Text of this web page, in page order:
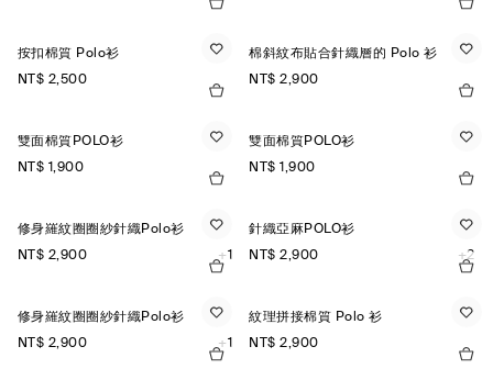
按扣棉質 Polo衫
NT$ 2,500
棉斜紋布貼合針織層的 Polo 衫
NT$ 2,900
雙面棉質POLO衫
NT$ 1,900
雙面棉質POLO衫
NT$ 1,900
修身羅紋圈圈紗針織Polo衫
NT$ 2,900
+1
針織亞麻POLO衫
NT$ 2,900
+2
修身羅紋圈圈紗針織Polo衫
NT$ 2,900
+1
紋理拼接棉質 Polo 衫
NT$ 2,900